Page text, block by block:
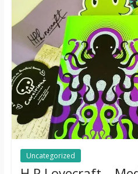
Uncategorized